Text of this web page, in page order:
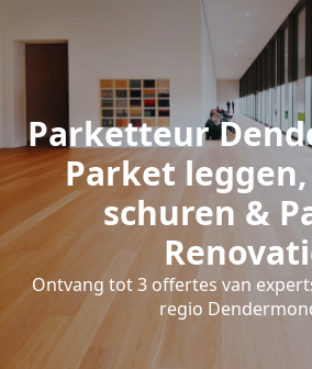
Parketteur
Parket
schuren &
Ontvang tot 3 offertes van
regio